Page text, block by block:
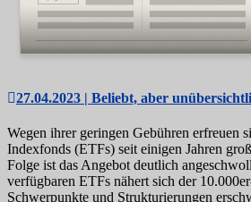
27.04.2023 | Beliebt, aber
Wegen ihrer geringen Gebühren erfreuen
Indexfonds (ETFs) seit einigen Jahren
Folge ist das Angebot deutlich
verfügbaren ETFs nähert sich der
Schwerpunkte und Strukturierungen